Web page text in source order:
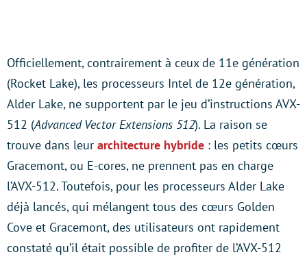
Officiellement, contrairement à ceux de 11e génération
(Rocket Lake), les processeurs Intel de 12e génération,
Alder Lake, ne supportent par le jeu d’instructions AVX-
512 (Advanced Vector Extensions 512). La raison se
trouve dans leur architecture hybride : les petits cœurs
Gracemont, ou E-cores, ne prennent pas en charge
l’AVX-512. Toutefois, pour les processeurs Alder Lake
déjà lancés, qui mélangent tous des cœurs Golden
Cove et Gracemont, des utilisateurs ont rapidement
constaté qu’il était possible de profiter de l’AVX-512